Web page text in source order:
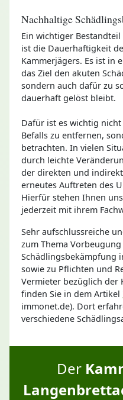
Nachhaltige
Ein wichtiger
ist die Dauerhaftigkeit
Kammerjägers. Es ist in
das Ziel den akuten
sondern auch dafür zu
dauerhaft gelöst bleibt.
Dafür ist es wichtig
Befalls zu entfernen,
betrachten. In vielen
durch leichte
der direkten und
erneutes Auftreten des
Hierfür stehen Ihnen
jederzeit mit ihrem
Sehr aufschlussreiche
zum Thema
Schädlingsbekämpfung
sowie zu Pflichten und
Vermieter bezüglich der
finden Sie in dem Artikel
immonet.de). Dort
verschiedene
Der